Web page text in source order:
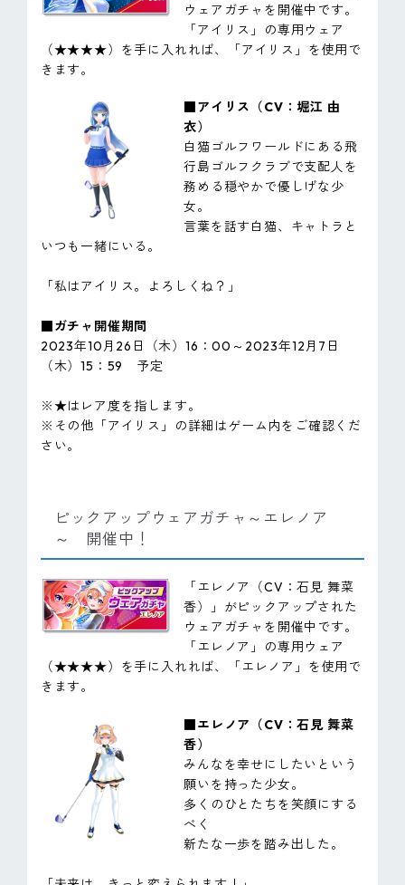
ウェアガチャを開催中です。
「アイリス」の専用ウェア
（★★★★）を手に入れれば、「アイリス」を使用で
きます。
■アイリス（CV：堀江 由
衣）
白猫ゴルフワールドにある飛
行島ゴルフクラブで支配人を
務める穏やかで優しげな少
女。
言葉を話す白猫、キャトラと
いつも一緒にいる。
「私はアイリス。よろしくね？」
■ガチャ開催期間
2023年10月26日（木）16：00～2023年12月7日
（木）15：59 予定
※★はレア度を指します。
※その他「アイリス」の詳細はゲーム内をご確認くだ
さい。
ピックアップウェアガチャ～エレノア
～ 開催中！
「エレノア（CV：石見 舞菜
香）」がピックアップされた
ウェアガチャを開催中です。
「エレノア」の専用ウェア
（★★★★）を手に入れれば、「エレノア」を使用で
きます。
■エレノア（CV：石見 舞菜
香）
みんなを幸せにしたいという
願いを持った少女。
多くのひとたちを笑顔にする
べく
新たな一歩を踏み出した。